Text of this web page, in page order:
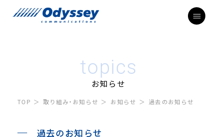
topics
お知らせ
TOP 取り組み・お知らせ お知らせ 過去のお知らせ
過去のお知らせ